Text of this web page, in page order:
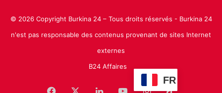
© 2026 Copyright Burkina 24 – Tous droits réservés - Burkina 24
n'est pas responsable des contenus provenant de sites Internet
externes
B24 Affaires
FR
Facebook LinkedinYouTubeInstagram
TikTok